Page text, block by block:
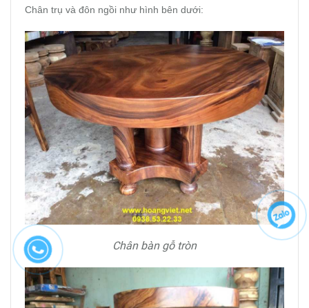
Chân trụ và đôn ngồi như hình bên dưới:
Chân bàn gỗ tròn